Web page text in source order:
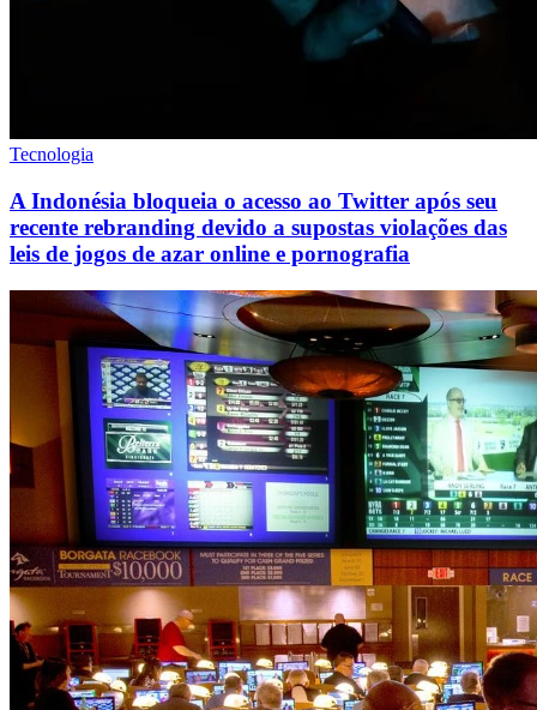
Tecnologia
A Indonésia bloqueia o acesso ao Twitter após seu
recente rebranding devido a supostas violações das
leis de jogos de azar online e pornografia